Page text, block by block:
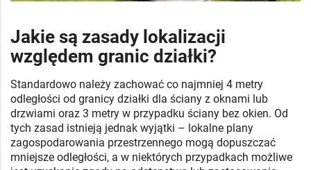
Jakie są zasady lokalizacji
względem granic działki?
Standardowo należy zachować co najmniej 4 metry
odległości od granicy działki dla ściany z oknami lub
drzwiami oraz 3 metry w przypadku ściany bez okien. Od
tych zasad istnieją jednak wyjątki – lokalne plany
zagospodarowania przestrzennego mogą dopuszczać
mniejsze odległości, a w niektórych przypadkach możliwe